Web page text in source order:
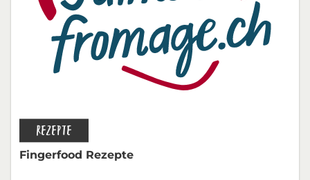
REZEPTE
Fingerfood Rezepte